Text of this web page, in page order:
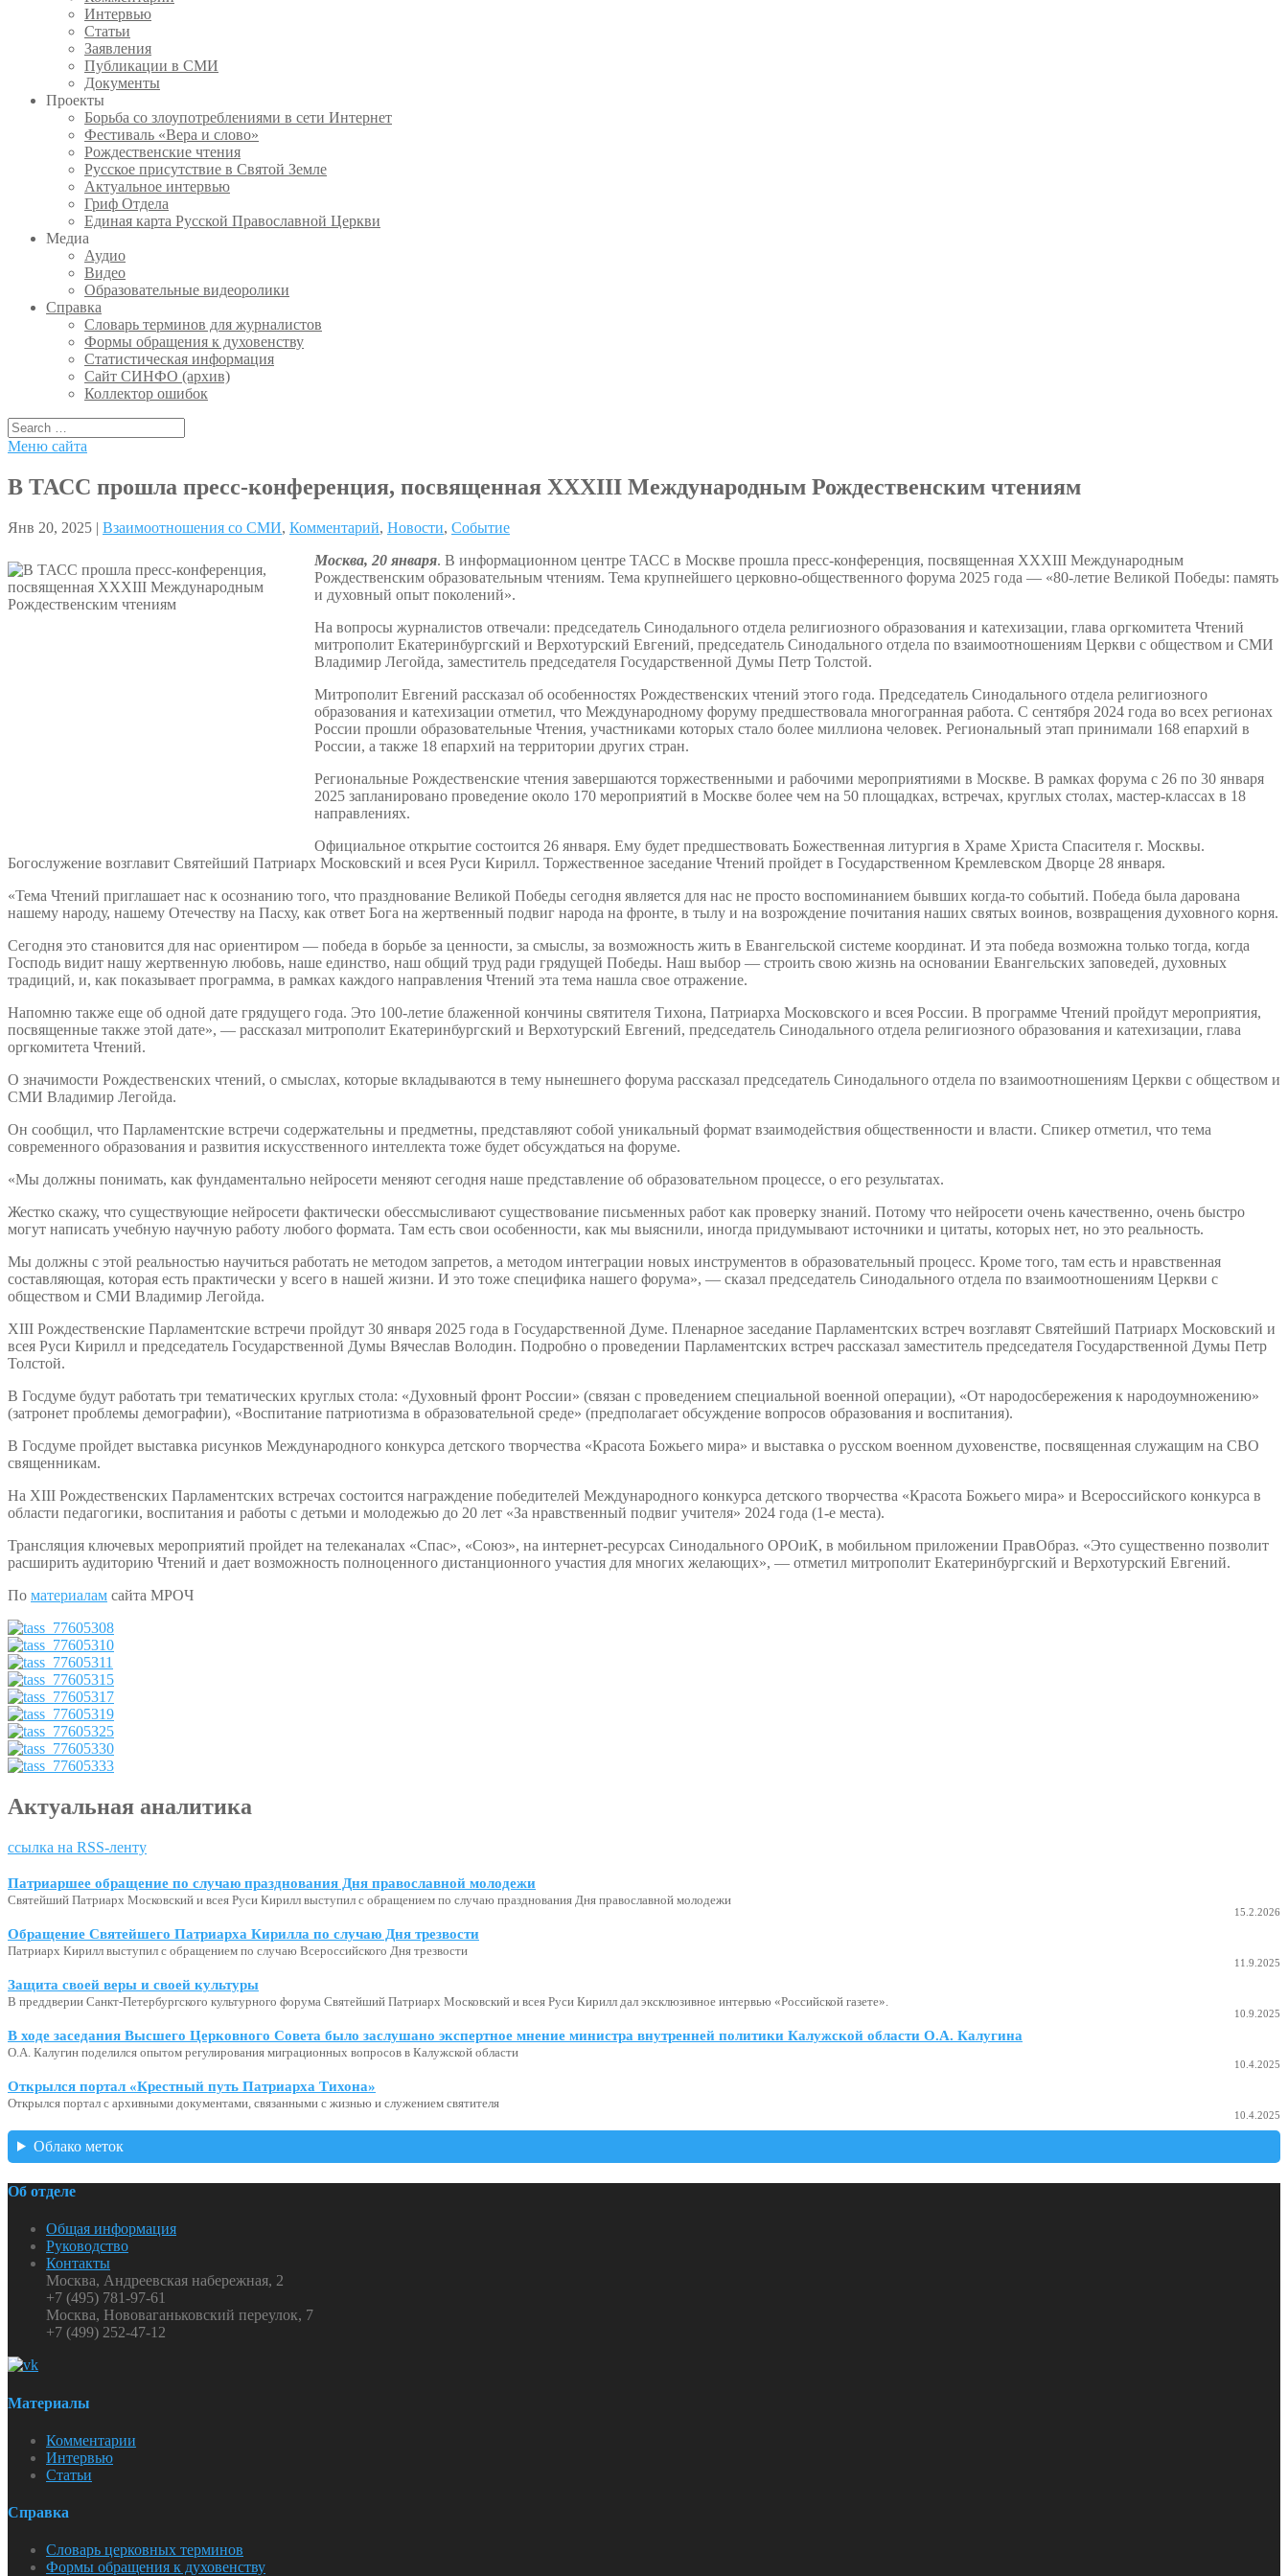
Интервью
Статьи
Заявления
Публикации в СМИ
Документы
Проекты
Борьба со злоупотреблениями в сети Интернет
Фестиваль «Вера и слово»
Рождественские чтения
Русское присутствие в Святой Земле
Актуальное интервью
Гриф Отдела
Единая карта Русской Православной Церкви
Медиа
Аудио
Видео
Образовательные видеоролики
Справка
Словарь терминов для журналистов
Формы обращения к духовенству
Статистическая информация
Сайт СИНФО (архив)
Коллектор ошибок
Меню сайта
В ТАСС прошла пресс-конференция, посвященная XXXIII Международным Рождественским чтениям
Янв 20, 2025 | Взаимоотношения со СМИ, Комментарий, Новости, Событие
Москва, 20 января. В информационном центре ТАСС в Москве прошла пресс-конференция, посвященная XXXIII Международным
Рождественским образовательным чтениям. Тема крупнейшего церковно-общественного форума 2025 года — «80-летие Великой Победы: память
и духовный опыт поколений».
На вопросы журналистов отвечали: председатель Синодального отдела религиозного образования и катехизации, глава оргкомитета Чтений
митрополит Екатеринбургский и Верхотурский Евгений, председатель Синодального отдела по взаимоотношениям Церкви с обществом и СМИ
Владимир Легойда, заместитель председателя Государственной Думы Петр Толстой.
Митрополит Евгений рассказал об особенностях Рождественских чтений этого года. Председатель Синодального отдела религиозного
образования и катехизации отметил, что Международному форуму предшествовала многогранная работа. С сентября 2024 года во всех регионах
России прошли образовательные Чтения, участниками которых стало более миллиона человек. Региональный этап принимали 168 епархий в
России, а также 18 епархий на территории других стран.
Региональные Рождественские чтения завершаются торжественными и рабочими мероприятиями в Москве. В рамках форума с 26 по 30 января
2025 запланировано проведение около 170 мероприятий в Москве более чем на 50 площадках, встречах, круглых столах, мастер-классах в 18
направлениях.
Официальное открытие состоится 26 января. Ему будет предшествовать Божественная литургия в Храме Христа Спасителя г. Москвы.
Богослужение возглавит Святейший Патриарх Московский и всея Руси Кирилл. Торжественное заседание Чтений пройдет в Государственном Кремлевском Дворце 28 января.
«Тема Чтений приглашает нас к осознанию того, что празднование Великой Победы сегодня является для нас не просто воспоминанием бывших когда-то событий. Победа была дарована
нашему народу, нашему Отечеству на Пасху, как ответ Бога на жертвенный подвиг народа на фронте, в тылу и на возрождение почитания наших святых воинов, возвращения духовного корня.
Сегодня это становится для нас ориентиром — победа в борьбе за ценности, за смыслы, за возможность жить в Евангельской системе координат. И эта победа возможна только тогда, когда
Господь видит нашу жертвенную любовь, наше единство, наш общий труд ради грядущей Победы. Наш выбор — строить свою жизнь на основании Евангельских заповедей, духовных
традиций, и, как показывает программа, в рамках каждого направления Чтений эта тема нашла свое отражение.
Напомню также еще об одной дате грядущего года. Это 100-летие блаженной кончины святителя Тихона, Патриарха Московского и всея России. В программе Чтений пройдут мероприятия,
посвященные также этой дате», — рассказал митрополит Екатеринбургский и Верхотурский Евгений, председатель Синодального отдела религиозного образования и катехизации, глава
оргкомитета Чтений.
О значимости Рождественских чтений, о смыслах, которые вкладываются в тему нынешнего форума рассказал председатель Синодального отдела по взаимоотношениям Церкви с обществом и
СМИ Владимир Легойда.
Он сообщил, что Парламентские встречи содержательны и предметны, представляют собой уникальный формат взаимодействия общественности и власти. Спикер отметил, что тема
современного образования и развития искусственного интеллекта тоже будет обсуждаться на форуме.
«Мы должны понимать, как фундаментально нейросети меняют сегодня наше представление об образовательном процессе, о его результатах.
Жестко скажу, что существующие нейросети фактически обессмысливают существование письменных работ как проверку знаний. Потому что нейросети очень качественно, очень быстро
могут написать учебную научную работу любого формата. Там есть свои особенности, как мы выяснили, иногда придумывают источники и цитаты, которых нет, но это реальность.
Мы должны с этой реальностью научиться работать не методом запретов, а методом интеграции новых инструментов в образовательный процесс. Кроме того, там есть и нравственная
составляющая, которая есть практически у всего в нашей жизни. И это тоже специфика нашего форума», — сказал председатель Синодального отдела по взаимоотношениям Церкви с
обществом и СМИ Владимир Легойда.
XIII Рождественские Парламентские встречи пройдут 30 января 2025 года в Государственной Думе. Пленарное заседание Парламентских встреч возглавят Святейший Патриарх Московский и
всея Руси Кирилл и председатель Государственной Думы Вячеслав Володин. Подробно о проведении Парламентских встреч рассказал заместитель председателя Государственной Думы Петр
Толстой.
В Госдуме будут работать три тематических круглых стола: «Духовный фронт России» (связан с проведением специальной военной операции), «От народосбережения к народоумножению»
(затронет проблемы демографии), «Воспитание патриотизма в образовательной среде» (предполагает обсуждение вопросов образования и воспитания).
В Госдуме пройдет выставка рисунков Международного конкурса детского творчества «Красота Божьего мира» и выставка о русском военном духовенстве, посвященная служащим на СВО
священникам.
На XIII Рождественских Парламентских встречах состоится награждение победителей Международного конкурса детского творчества «Красота Божьего мира» и Всероссийского конкурса в
области педагогики, воспитания и работы с детьми и молодежью до 20 лет «За нравственный подвиг учителя» 2024 года (1-е места).
Трансляция ключевых мероприятий пройдет на телеканалах «Спас», «Союз», на интернет-ресурсах Синодального ОРОиК, в мобильном приложении ПравОбраз. «Это существенно позволит
расширить аудиторию Чтений и дает возможность полноценного дистанционного участия для многих желающих», — отметил митрополит Екатеринбургский и Верхотурский Евгений.
По материалам сайта МРОЧ
Актуальная аналитика
ссылка на RSS-ленту
Патриаршее обращение по случаю празднования Дня православной молодежи
Святейший Патриарх Московский и всея Руси Кирилл выступил с обращением по случаю празднования Дня православной молодежи
15.2.2026
Обращение Святейшего Патриарха Кирилла по случаю Дня трезвости
Патриарх Кирилл выступил с обращением по случаю Всероссийского Дня трезвости
11.9.2025
Защита своей веры и своей культуры
В преддверии Санкт-Петербургского культурного форума Святейший Патриарх Московский и всея Руси Кирилл дал эксклюзивное интервью «Российской газете».
10.9.2025
В ходе заседания Высшего Церковного Совета было заслушано экспертное мнение министра внутренней политики Калужской области О.А. Калугина
О.А. Калугин поделился опытом регулирования миграционных вопросов в Калужской области
10.4.2025
Открылся портал «Крестный путь Патриарха Тихона»
Открылся портал с архивными документами, связанными с жизнью и служением святителя
10.4.2025
Облако меток
Об отделе
Общая информация
Руководство
Контакты
Москва, Андреевская набережная, 2
+7 (495) 781-97-61
Москва, Нововаганьковский переулок, 7
+7 (499) 252-47-12
Материалы
Комментарии
Интервью
Статьи
Справка
Словарь церковных терминов
Формы обращения к духовенству